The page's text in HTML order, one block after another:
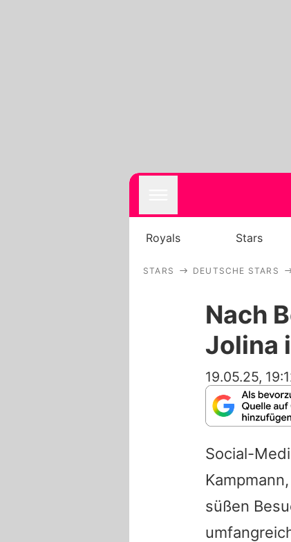
Royals Stars
STARS DEUTSCHE STARS
Nach
Jolina
19.05.25,
Social-
süßen